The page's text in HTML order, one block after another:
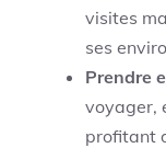
visites
ses
Prendre
voyager,
profitant